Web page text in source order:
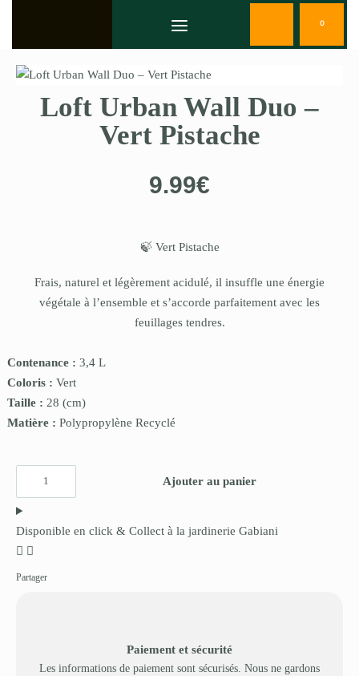
0
Loft Urban Wall Duo –
Vert Pistache
9.99€
🍃 Vert Pistache
Frais, naturel et légèrement acidulé, il insuffle une énergie
végétale à l’ensemble et s’accorde parfaitement avec les
feuillages tendres.
Contenance : 3,4 L
Coloris : Vert
Taille : 28 (cm)
Matière : Polypropylène Recyclé
Ajouter au panier
Disponible en click & Collect à la jardinerie Gabiani
Partager
Paiement et sécurité
Les informations de paiement sont sécurisés. Nous ne gardons